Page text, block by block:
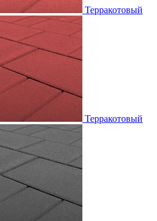
Терракотовый
Терракотовый